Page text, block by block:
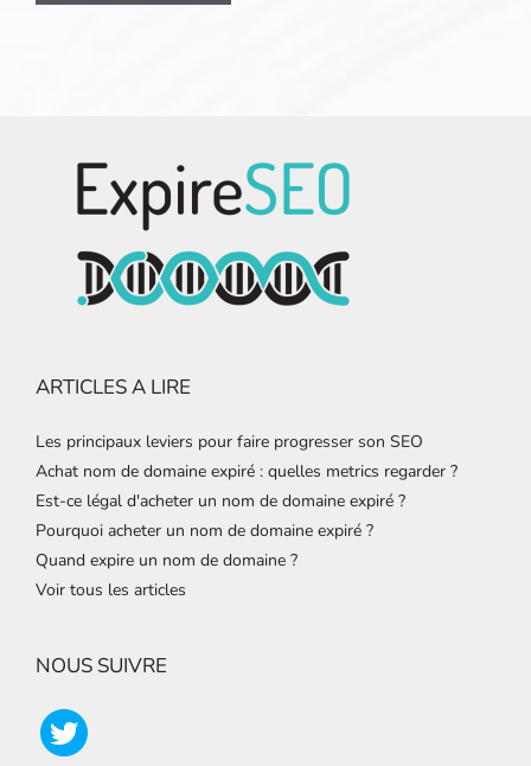
ARTICLES A LIRE
Les principaux leviers pour faire progresser son SEO
Achat nom de domaine expiré : quelles metrics regarder ?
Est-ce légal d'acheter un nom de domaine expiré ?
Pourquoi acheter un nom de domaine expiré ?
Quand expire un nom de domaine ?
Voir tous les articles
NOUS SUIVRE